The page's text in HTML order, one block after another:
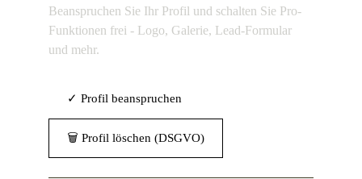
Beanspruchen Sie Ihr Profil und schalten Sie Pro-
Funktionen frei - Logo, Galerie, Lead-Formular
und mehr.
✓ Profil beanspruchen
🗑 Profil löschen (DSGVO)